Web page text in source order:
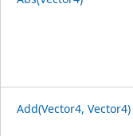
Add(Vector4, Vector4)